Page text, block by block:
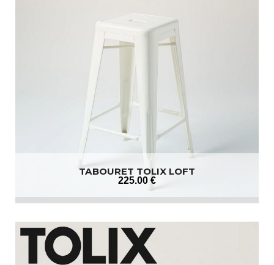
TABOURET TOLIX LOFT
225.00 €